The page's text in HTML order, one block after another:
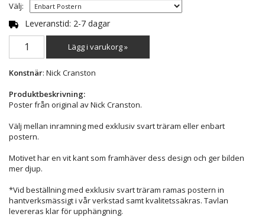
Välj:
Leveranstid: 2-7 dagar
Lägg i varukorg »
Konstnär: Nick Cranston
Produktbeskrivning:
Poster från original av Nick Cranston.
Välj mellan inramning med exklusiv svart träram eller enbart
postern.
Motivet har en vit kant som framhäver dess design och ger bilden
mer djup.
*Vid beställning med exklusiv svart träram ramas postern in
hantverksmässigt i vår verkstad samt kvalitetssäkras. Tavlan
levereras klar för upphängning.